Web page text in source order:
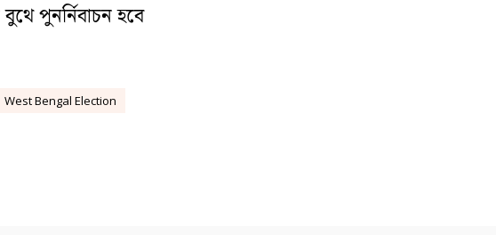
পুনর্নিবাচন হবে
West Bengal Election